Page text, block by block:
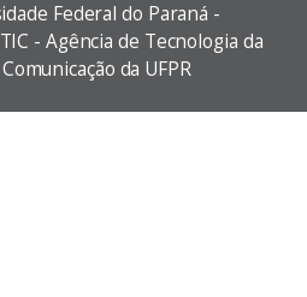
Federal do Paraná -
- Agência de Tecnologia da
da UFPR